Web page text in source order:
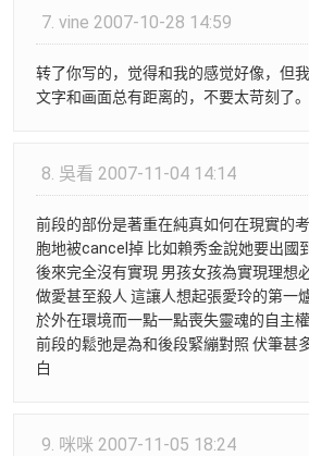
7. vine 2007-10-28 14:59
转了你写的，觉得和我的感觉好像，但
文字和画面总有距离的，不要太苛刻了。
8. 吳看 2007-11-04 14:14
前段的部份是著重在純真如何在現實的
胞地被cancel掉 比如賴秀金說她要出國
後來完全沒有實現 男孩女孩為實現理想
做愛甚至殺人 這讓人想起張愛玲的第一
於外在環境而一點一點喪失靈魂的自主權
前段的鬆弛是為和後段緊繃對照 伏筆甚
白
9. 咪咪 2007-11-05 18:24